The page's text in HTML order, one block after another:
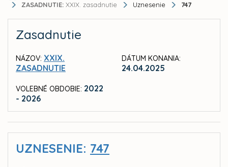
ZASADNUTIE: XXIX. zasadnutie Uznesenie 747
Zasadnutie
NÁZOV: XXIX.
ZASADNUTIE
VOLEBNÉ OBDOBIE: 2022
- 2026
DÁTUM KONANIA:
24.04.2025
UZNESENIE: 747